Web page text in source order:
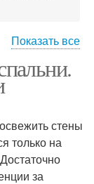
спальни
Показать все
стены
только на
за